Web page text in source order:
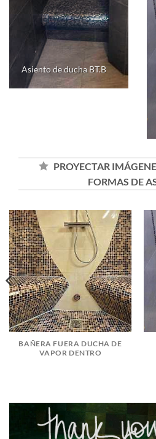
Asiento de ducha BT.B
PROYECTAR
FORMAS DE
BAÑERA FUERA DUCHA DE
VAPOR DENTRO